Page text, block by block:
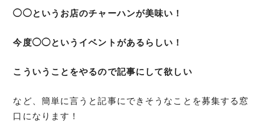
◯◯というお店のチャーハンが美味い！
今度◯◯というイベントがあるらしい！
こういうことをやるので記事にして欲しい
など、簡単に言うと記事にできそうなことを募集する窓
口になります！